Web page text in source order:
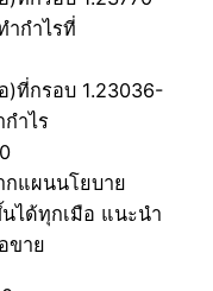
ำกำไรที่
ที่กรอบ 1.23036-
กำไร
กแผนนโยบาย
ได้ทุกเมือ แนะนำ
ขาย